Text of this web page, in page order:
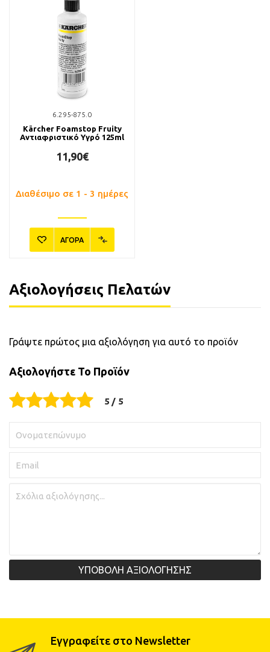
6.295-875.0
Kärcher Foamstop Fruity
Αντιαφριστικό Υγρό 125ml
11,90€
Διαθέσιμο σε 1 - 3 ημέρες
ΑΓΟΡΑ
Αξιολογήσεις Πελατών
Γράψτε πρώτος μια αξιολόγηση για αυτό το προϊόν
Αξιολογήστε Το Προϊόν
ΥΠΟΒΟΛΗ ΑΞΙΟΛΟΓΗΣΗΣ
Εγγραφείτε στο Newsletter